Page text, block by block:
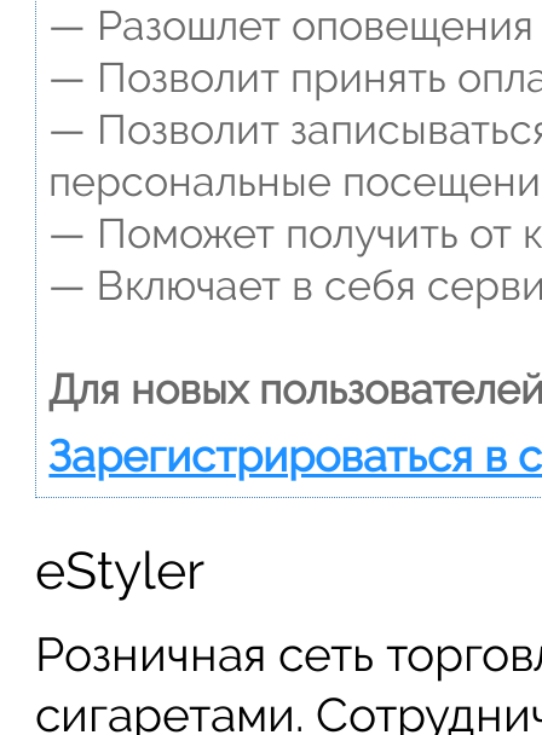
— Разошлет оповещения
— Позволит принять
— Позволит
персональные
— Поможет получить от
— Включает в себя
Для новых
Зарегистрироваться в
eStyler
Розничная сеть
сигаретами.